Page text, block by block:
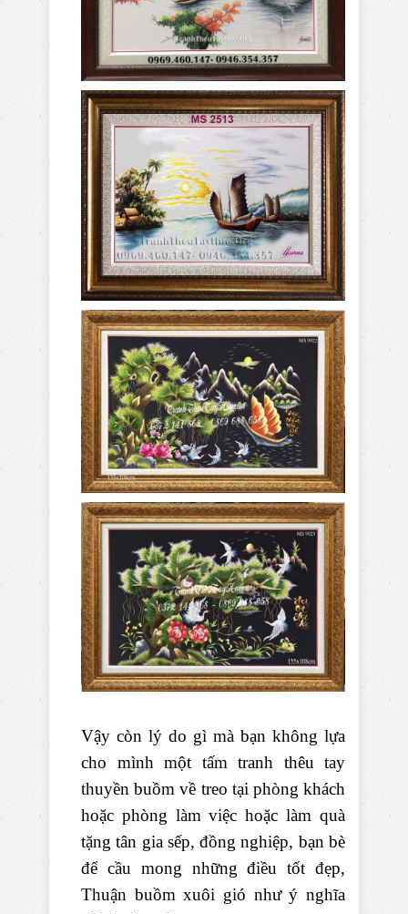
Vậy còn lý do gì mà bạn không lựa
cho mình một tấm tranh thêu tay
thuyền buồm về treo tại phòng khách
hoặc phòng làm việc hoặc làm quà
tặng tân gia sếp, đồng nghiệp, bạn bè
để cầu mong những điều tốt đẹp,
Thuận buồm xuôi gió như ý nghĩa